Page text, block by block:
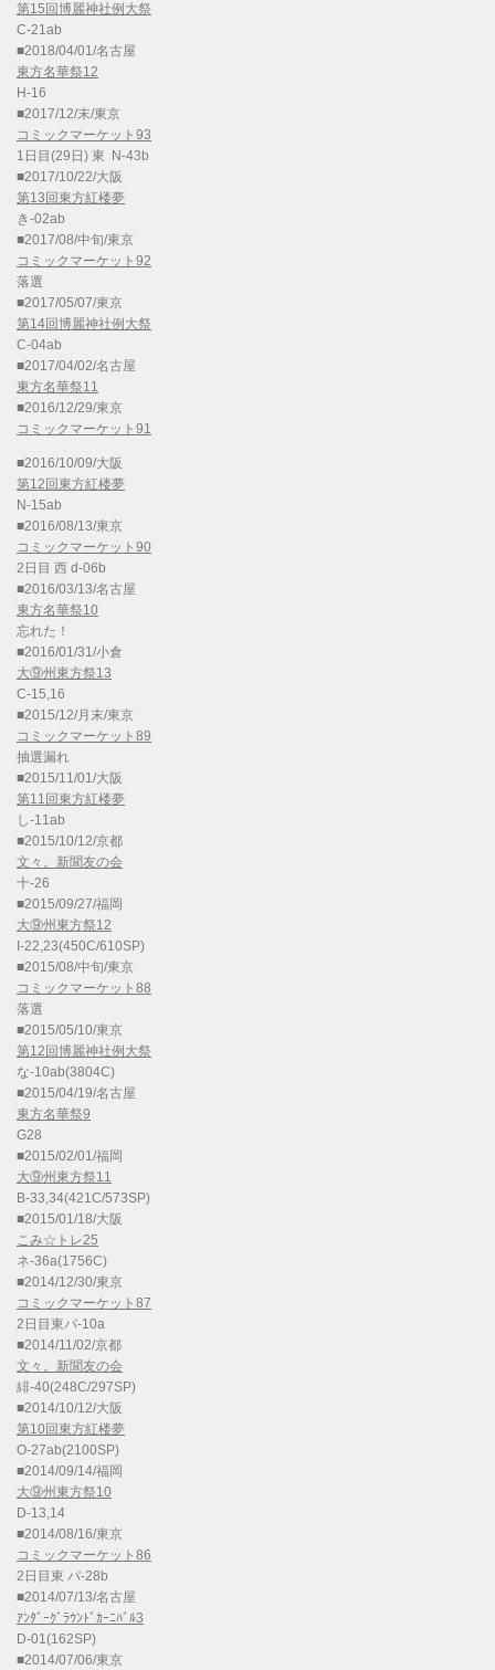
第15回博麗神社例大祭
C-21ab
■2018/04/01/名古屋
東方名華祭12
H-16
■2017/12/末/東京
コミックマーケット93
1日目(29日) 東 N-43b
■2017/10/22/大阪
第13回東方紅楼夢
き-02ab
■2017/08/中旬/東京
コミックマーケット92
落選
■2017/05/07/東京
第14回博麗神社例大祭
C-04ab
■2017/04/02/名古屋
東方名華祭11
■2016/12/29/東京
コミックマーケット91
■2016/10/09/大阪
第12回東方紅楼夢
N-15ab
■2016/08/13/東京
コミックマーケット90
2日目 西 d-06b
■2016/03/13/名古屋
東方名華祭10
忘れた！
■2016/01/31/小倉
大⑨州東方祭13
C-15,16
■2015/12/月末/東京
コミックマーケット89
抽選漏れ
■2015/11/01/大阪
第11回東方紅楼夢
し-11ab
■2015/10/12/京都
文々。新聞友の会
十-26
■2015/09/27/福岡
大⑨州東方祭12
I-22,23(450C/610SP)
■2015/08/中旬/東京
コミックマーケット88
落選
■2015/05/10/東京
第12回博麗神社例大祭
な-10ab(3804C)
■2015/04/19/名古屋
東方名華祭9
G28
■2015/02/01/福岡
大⑨州東方祭11
B-33,34(421C/573SP)
■2015/01/18/大阪
こみ☆トレ25
ネ-36a(1756C)
■2014/12/30/東京
コミックマーケット87
2日目東パ-10a
■2014/11/02/京都
文々。新聞友の会
緋-40(248C/297SP)
■2014/10/12/大阪
第10回東方紅楼夢
O-27ab(2100SP)
■2014/09/14/福岡
大⑨州東方祭10
D-13,14
■2014/08/16/東京
コミックマーケット86
2日目東 パ-28b
■2014/07/13/名古屋
ｱﾝﾀﾞｰｸﾞﾗｳﾝﾄﾞｶｰﾆﾊﾞﾙ3
D-01(162SP)
■2014/07/06/東京